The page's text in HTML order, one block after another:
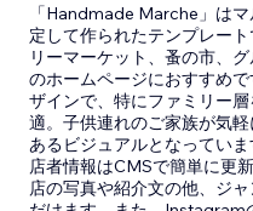
「Handmade Marche」は
定して作られたテンプレー
リーマーケット、蚤の市、
のホームページにおすすめ
ザインで、特にファミリー
適。子供連れのご家族が気
あるビジュアルとなってい
店者情報はCMSで簡単に更
店の写真や紹介文の他、ジ